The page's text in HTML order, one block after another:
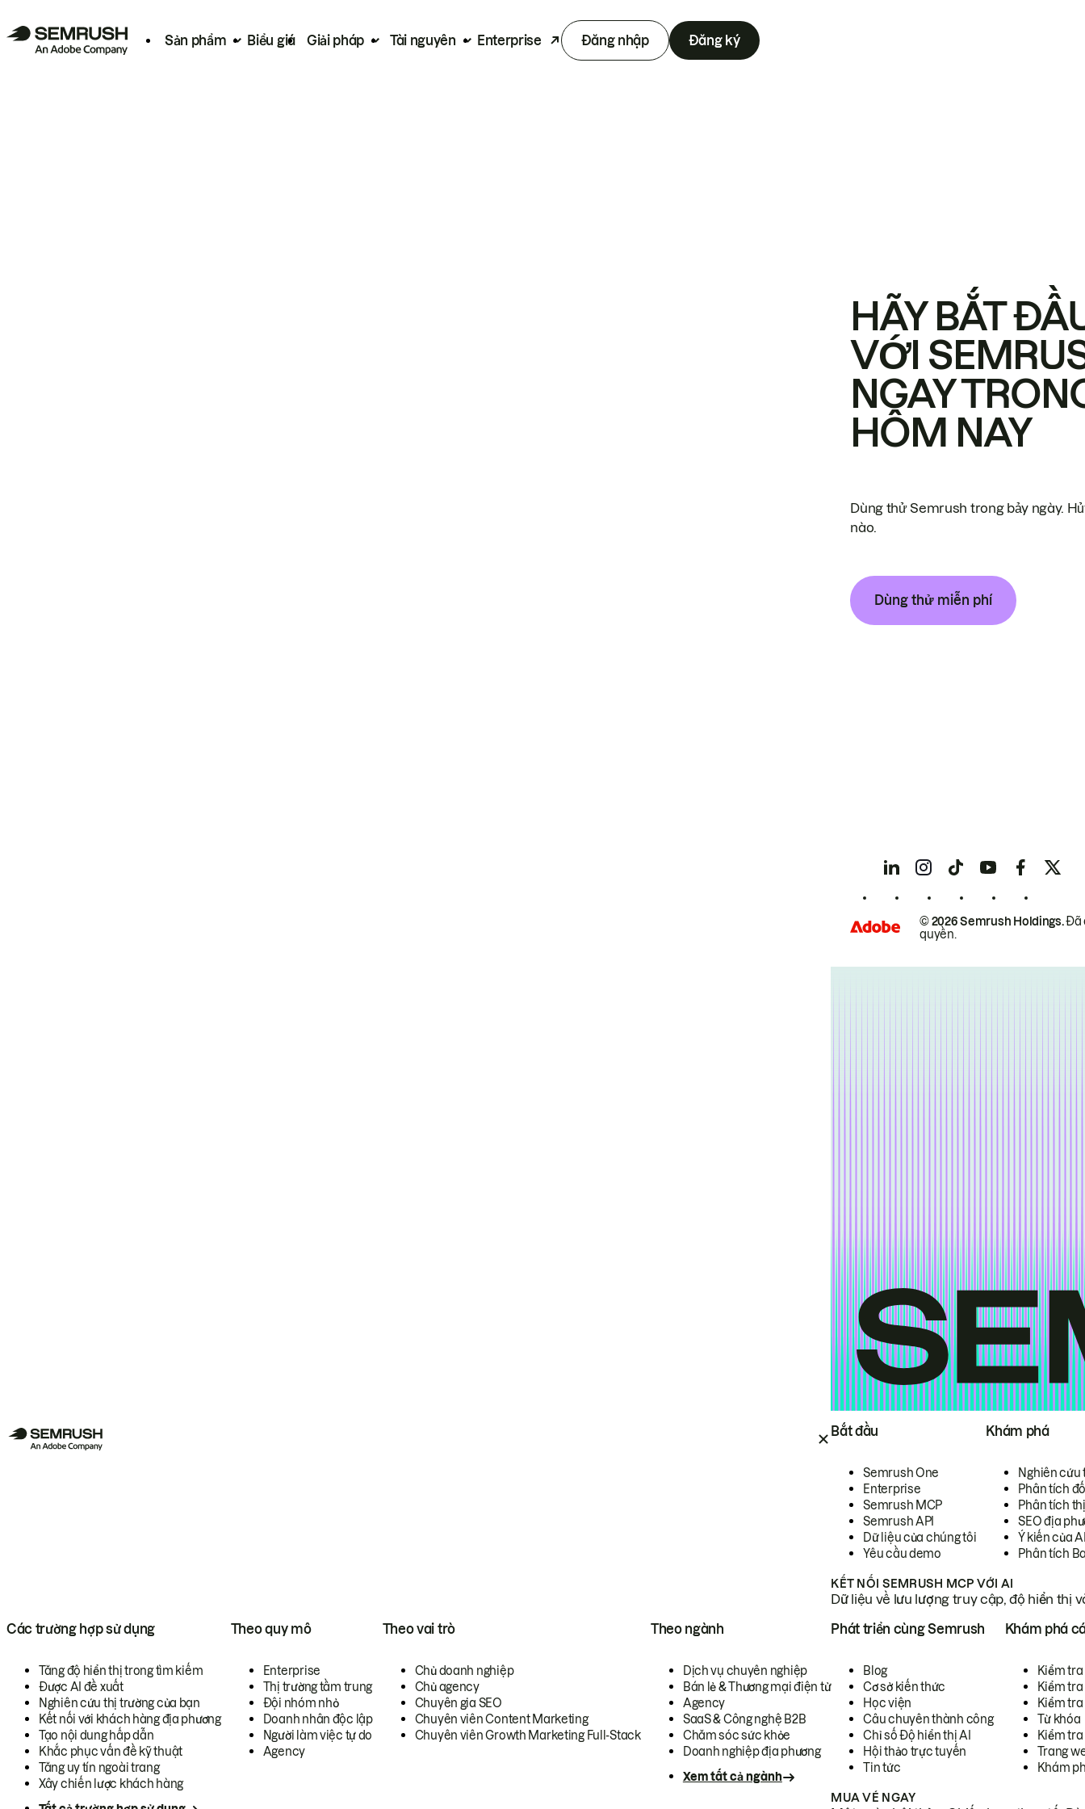
Sản phẩm Biểu giá Giải pháp Tài nguyên Enterprise Đăng nhập Đăng ký
Bắt đầu
Semrush One
Enterprise
Semrush MCP
Semrush API
Dữ liệu của chúng tôi
Yêu cầu demo
Khám phá
Nghiên cứu
Phân tích
Phân tích
SEO địa
Ý kiến của
Phân tích
KẾT NỐI SEMRUSH MCP VỚI AI
Dữ liệu về lưu lượng truy cập, độ hiển thị
Các trường hợp sử dụng
Tăng độ hiển thị trong tìm kiếm
Được AI đề xuất
Nghiên cứu thị trường của bạn
Kết nối với khách hàng địa phương
Tạo nội dung hấp dẫn
Khắc phục vấn đề kỹ thuật
Tăng uy tín ngoài trang
Xây chiến lược khách hàng
Theo quy mô
Enterprise
Thị trường tầm trung
Đội nhóm nhỏ
Doanh nhân độc lập
Người làm việc tự do
Agency
Theo vai trò
Chủ doanh nghiệp
Chủ agency
Chuyên gia SEO
Chuyên viên Content Marketing
Chuyên viên Growth Marketing Full-Stack
Theo ngành
Dịch vụ chuyên nghiệp
Bán lẻ & Thương mại điện tử
Agency
SaaS & Công nghệ B2B
Chăm sóc sức khỏe
Doanh nghiệp địa phương
Xem tất cả ngành
Phát triển cùng Semrush
Blog
Cơ sở kiến thức
Học viện
Câu chuyên thành công
Chỉ số Độ hiển thị AI
Hội thảo trực tuyến
Tin tức
Khám phá
Kiểm
Kiểm tra
Kiểm
Từ khóa
Kiểm
Trang
Khám
MUA VÉ NGAY
HÃY BẮT
VỚI
NGAY
HÔM NAY
Dùng thử Semrush trong bảy ngày.
nào.
Dùng thử miễn phí
© 2026 Semrush Holdings.Đã
quyền.